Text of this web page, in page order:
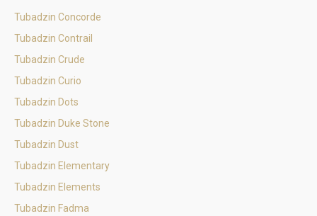
Tubadzin Concorde
Tubadzin Contrail
Tubadzin Crude
Tubadzin Curio
Tubadzin Dots
Tubadzin Duke Stone
Tubadzin Dust
Tubadzin Elementary
Tubadzin Elements
Tubadzin Fadma